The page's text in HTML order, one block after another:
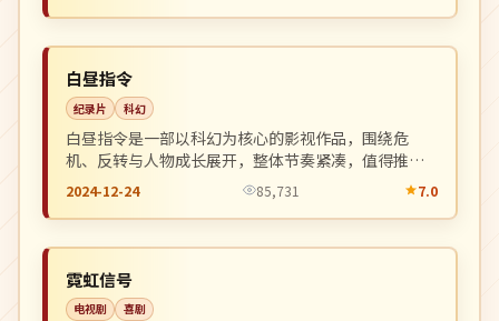
韩国
白昼指令
纪录片 科幻
白昼指令是一部以科幻为核心的影视作品，围绕危
机、反转与人物成长展开，整体节奏紧凑，值得推荐
观看。
2024-12-24 85,731 7.0
中国
霓虹信号
电视剧 喜剧